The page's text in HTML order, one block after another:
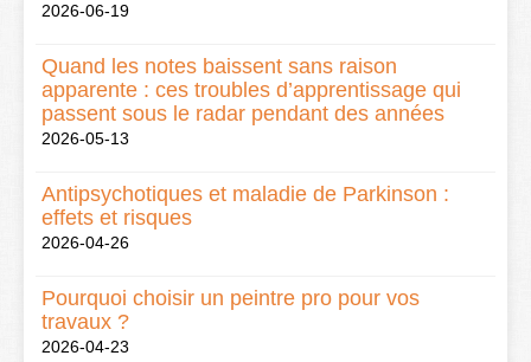
2026-06-19
Quand les notes baissent sans raison
apparente : ces troubles d’apprentissage qui
passent sous le radar pendant des années
2026-05-13
Antipsychotiques et maladie de Parkinson :
effets et risques
2026-04-26
Pourquoi choisir un peintre pro pour vos
travaux ?
2026-04-23